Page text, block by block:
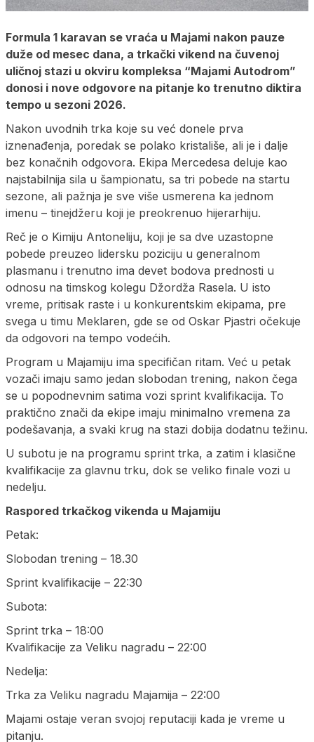
Formula 1 karavan se vraća u Majami nakon pauze
duže od mesec dana, a trkački vikend na čuvenoj
uličnoj stazi u okviru kompleksa “Majami Autodrom”
donosi i nove odgovore na pitanje ko trenutno diktira
tempo u sezoni 2026.
Nakon uvodnih trka koje su već donele prva
iznenađenja, poredak se polako kristališe, ali je i dalje
bez konačnih odgovora. Ekipa Mercedesa deluje kao
najstabilnija sila u šampionatu, sa tri pobede na startu
sezone, ali pažnja je sve više usmerena ka jednom
imenu – tinejdžeru koji je preokrenuo hijerarhiju.
Reč je o Kimiju Antoneliju, koji je sa dve uzastopne
pobede preuzeo lidersku poziciju u generalnom
plasmanu i trenutno ima devet bodova prednosti u
odnosu na timskog kolegu Džordža Rasela. U isto
vreme, pritisak raste i u konkurentskim ekipama, pre
svega u timu Meklaren, gde se od Oskar Pjastri očekuje
da odgovori na tempo vodećih.
Program u Majamiju ima specifičan ritam. Već u petak
vozači imaju samo jedan slobodan trening, nakon čega
se u popodnevnim satima vozi sprint kvalifikacija. To
praktično znači da ekipe imaju minimalno vremena za
podešavanja, a svaki krug na stazi dobija dodatnu težinu.
U subotu je na programu sprint trka, a zatim i klasične
kvalifikacije za glavnu trku, dok se veliko finale vozi u
nedelju.
Raspored trkačkog vikenda u Majamiju
Petak:
Slobodan trening – 18.30
Sprint kvalifikacije – 22:30
Subota:
Sprint trka – 18:00
Kvalifikacije za Veliku nagradu – 22:00
Nedelja:
Trka za Veliku nagradu Majamija – 22:00
Majami ostaje veran svojoj reputaciji kada je vreme u
pitanju.